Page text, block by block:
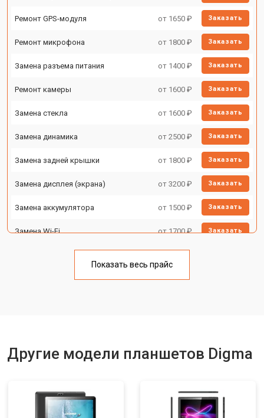
Ремонт GPS-модуля от 1650 ₽ Заказать
Ремонт микрофона от 1800 ₽ Заказать
Замена разъема питания от 1400 ₽ Заказать
Ремонт камеры от 1600 ₽ Заказать
Замена стекла от 1600 ₽ Заказать
Замена динамика от 2500 ₽ Заказать
Замена задней крышки от 1800 ₽ Заказать
Замена дисплея (экрана) от 3200 ₽ Заказать
Замена аккумулятора от 1500 ₽ Заказать
Замена Wi-Fi от 1700 ₽ Заказать
от 1750 ₽
Показать весь прайс
Другие модели планшетов Digma